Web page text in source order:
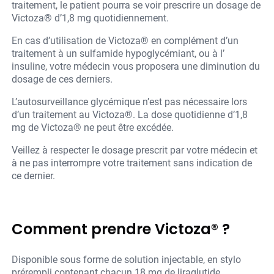
traitement, le patient pourra se voir prescrire un dosage de
Victoza® d’1,8 mg quotidiennement.
En cas d’utilisation de Victoza® en complément d’un
traitement à un sulfamide hypoglycémiant, ou à l’
insuline, votre médecin vous proposera une diminution du
dosage de ces derniers.
L’autosurveillance glycémique n’est pas nécessaire lors
d’un traitement au Victoza®. La dose quotidienne d’1,8
mg de Victoza® ne peut être excédée.
Veillez à respecter le dosage prescrit par votre médecin et
à ne pas interrompre votre traitement sans indication de
ce dernier.
Comment prendre Victoza® ?
Disponible sous forme de solution injectable, en stylo